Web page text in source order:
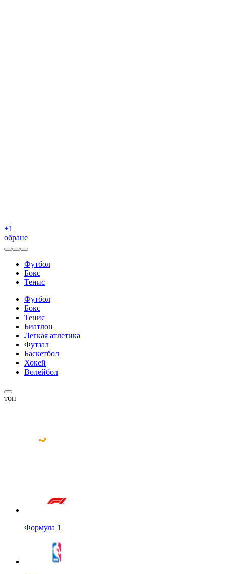
+1
обране
Футбол
Бокс
Тенис
Футбол
Бокс
Тенис
Биатлон
Легкая атлетика
Футзал
Баскетбол
Хокей
Волейбол
топ
Формула 1